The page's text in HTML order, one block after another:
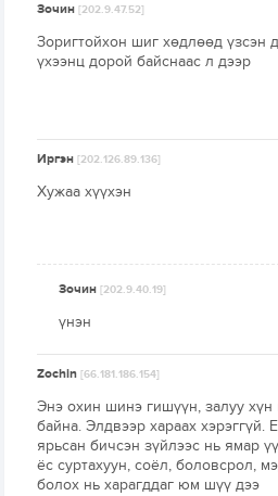
Зочин[202.9.47.52]
Зоригтойхон шиг хөдлөөд үзсэн
үхээнц дорой байснаас л дээр
Иргэн[202.126.89.136]
Хужаа хүүхэн
Зочин[202.9.40.19]
үнэн
Zochin[66.181.186.154]
Энэ охин шинэ гишүүн, залуу
байна. Элдвээр хараах хэрэггүй.
ярьсан бичсэн зүйлээс нь ямар
ёс суртахуун, соёл, боловсрол,
болох нь харагддаг юм шүү дээ